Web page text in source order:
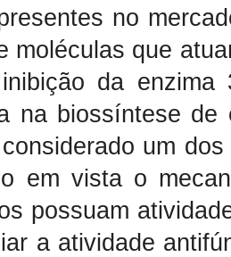
no
moléculas que
da enzima
na biossíntese
um
em vista o
possuam
a atividade